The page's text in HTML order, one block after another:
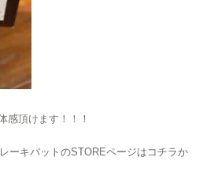
感頂けます！！！
キパットのSTOREページはコチラか